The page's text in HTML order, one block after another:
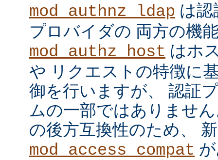
mod_authnz_ldap は
プロバイダの 両方の機
mod_authz_host はホ
や リクエストの特徴に
御を行いますが、 認証
ムの一部ではありませ
の後方互換性のため、
mod_access_compat